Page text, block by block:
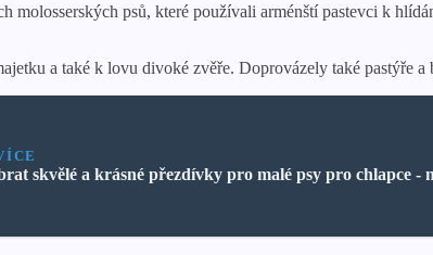
molosserských psů, které používali arménští pastevci k
a také k lovu divoké zvěře. Doprovázely také pastýře
skvělé a krásné přezdívky pro malé psy pro chlapce -